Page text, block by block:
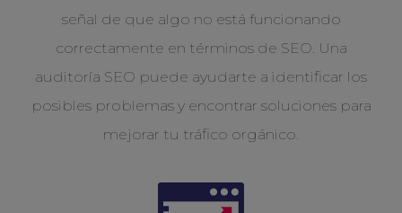
señal de que algo no está funcionando
correctamente en términos de SEO. Una
auditoría SEO puede ayudarte a identificar los
posibles problemas y encontrar soluciones para
mejorar tu tráfico orgánico.